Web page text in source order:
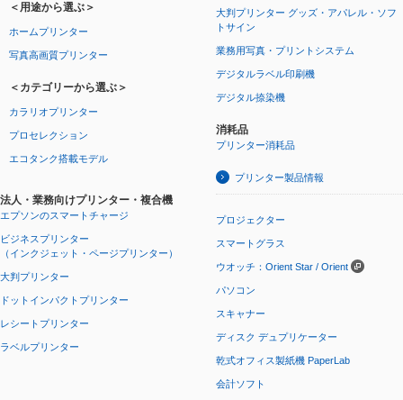
＜用途から選ぶ＞
ホームプリンター
写真高画質プリンター
＜カテゴリーから選ぶ＞
カラリオプリンター
プロセレクション
エコタンク搭載モデル
法人・業務向けプリンター・複合機
エプソンのスマートチャージ
ビジネスプリンター
（インクジェット・ページプリンター）
大判プリンター
ドットインパクトプリンター
レシートプリンター
ラベルプリンター
大判プリンター グッズ・アパレル・ソフ
トサイン
業務用写真・プリントシステム
デジタルラベル印刷機
デジタル捺染機
消耗品
プリンター消耗品
プリンター製品情報
プロジェクター
スマートグラス
ウオッチ：Orient Star / Orient
パソコン
スキャナー
ディスク デュプリケーター
乾式オフィス製紙機 PaperLab
会計ソフト